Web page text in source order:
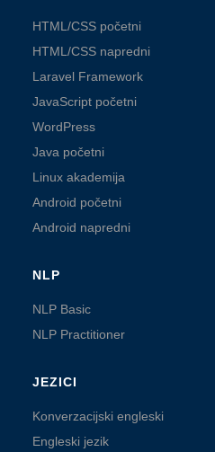
HTML/CSS početni
HTML/CSS napredni
Laravel Framework
JavaScript početni
WordPress
Java početni
Linux akademija
Android početni
Android napredni
NLP
NLP Basic
NLP Practitioner
JEZICI
Konverzacijski engleski
Engleski jezik